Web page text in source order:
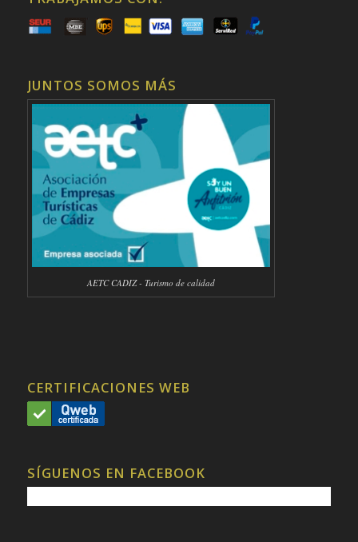
JUNTOS SOMOS MÁS
AETC CADIZ - Turismo de calidad
CERTIFICACIONES WEB
SÍGUENOS EN FACEBOOK